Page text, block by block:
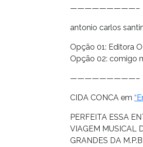
—————————–
antonio carlos
Opção 01: Editora
Opção 02: comigo
—————————–
CIDA CONCA em
PERFEITA ESSA
VIAGEM MUSICAL
GRANDES DA